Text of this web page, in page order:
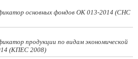
основных фондов ОК 013-2014 (СНС
продукции по видам экономической
(КПЕС 2008)